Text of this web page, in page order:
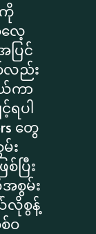
လေ့
ပြင်
လည်း
ယ်ကာ
ရပါ
တွေ
း
ပြီး
စွမ်း
လိုစွန့်
ဝ